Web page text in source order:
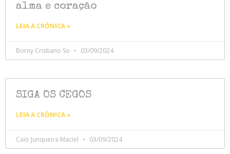
alma e coração
LEIA A CRÔNICA »
Borny Cristiano So 03/09/2024
SIGA OS CEGOS
LEIA A CRÔNICA »
Caio Junqueira Maciel 03/09/2024